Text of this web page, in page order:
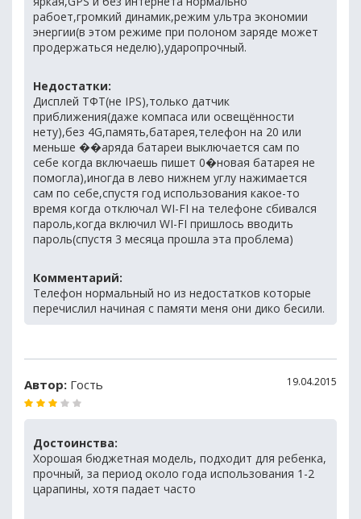
рабоет,громкий динамик,режим ультра экономии
энергии(в этом режиме при полоном заряде может
продержаться неделю),ударопрочный.
Недостатки:
Дисплей ТФТ(не IPS),только датчик
приближения(даже компаса или освещённости
нету),без 4G,память,батарея,телефон на 20 или
меньше ��аряда батареи выключается сам по
себе когда включаешь пишет 0�новая батарея не
помогла),иногда в лево нижнем углу нажимается
сам по себе,спустя год использования какое-то
время когда отключал WI-FI на телефоне сбивался
пароль,когда включил WI-FI пришлось вводить
пароль(спустя 3 месяца прошла эта проблема)
Комментарий:
Телефон нормальный но из недостатков которые
перечислил начиная с памяти меня они дико бесили.
Автор: Гость 19.04.2015
Достоинства:
Хорошая бюджетная модель, подходит для ребенка,
прочный, за период около года использования 1-2
царапины, хотя падает часто